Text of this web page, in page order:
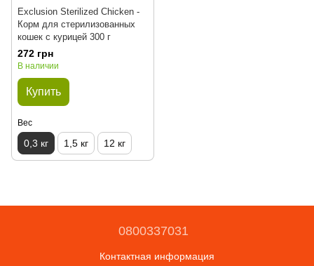
Exclusion Sterilized Chicken -
Корм для стерилизованных
кошек с курицей 300 г
272 грн
В наличии
Купить
Вес
0,3 кг 1,5 кг 12 кг
0800337031
Контактная информация